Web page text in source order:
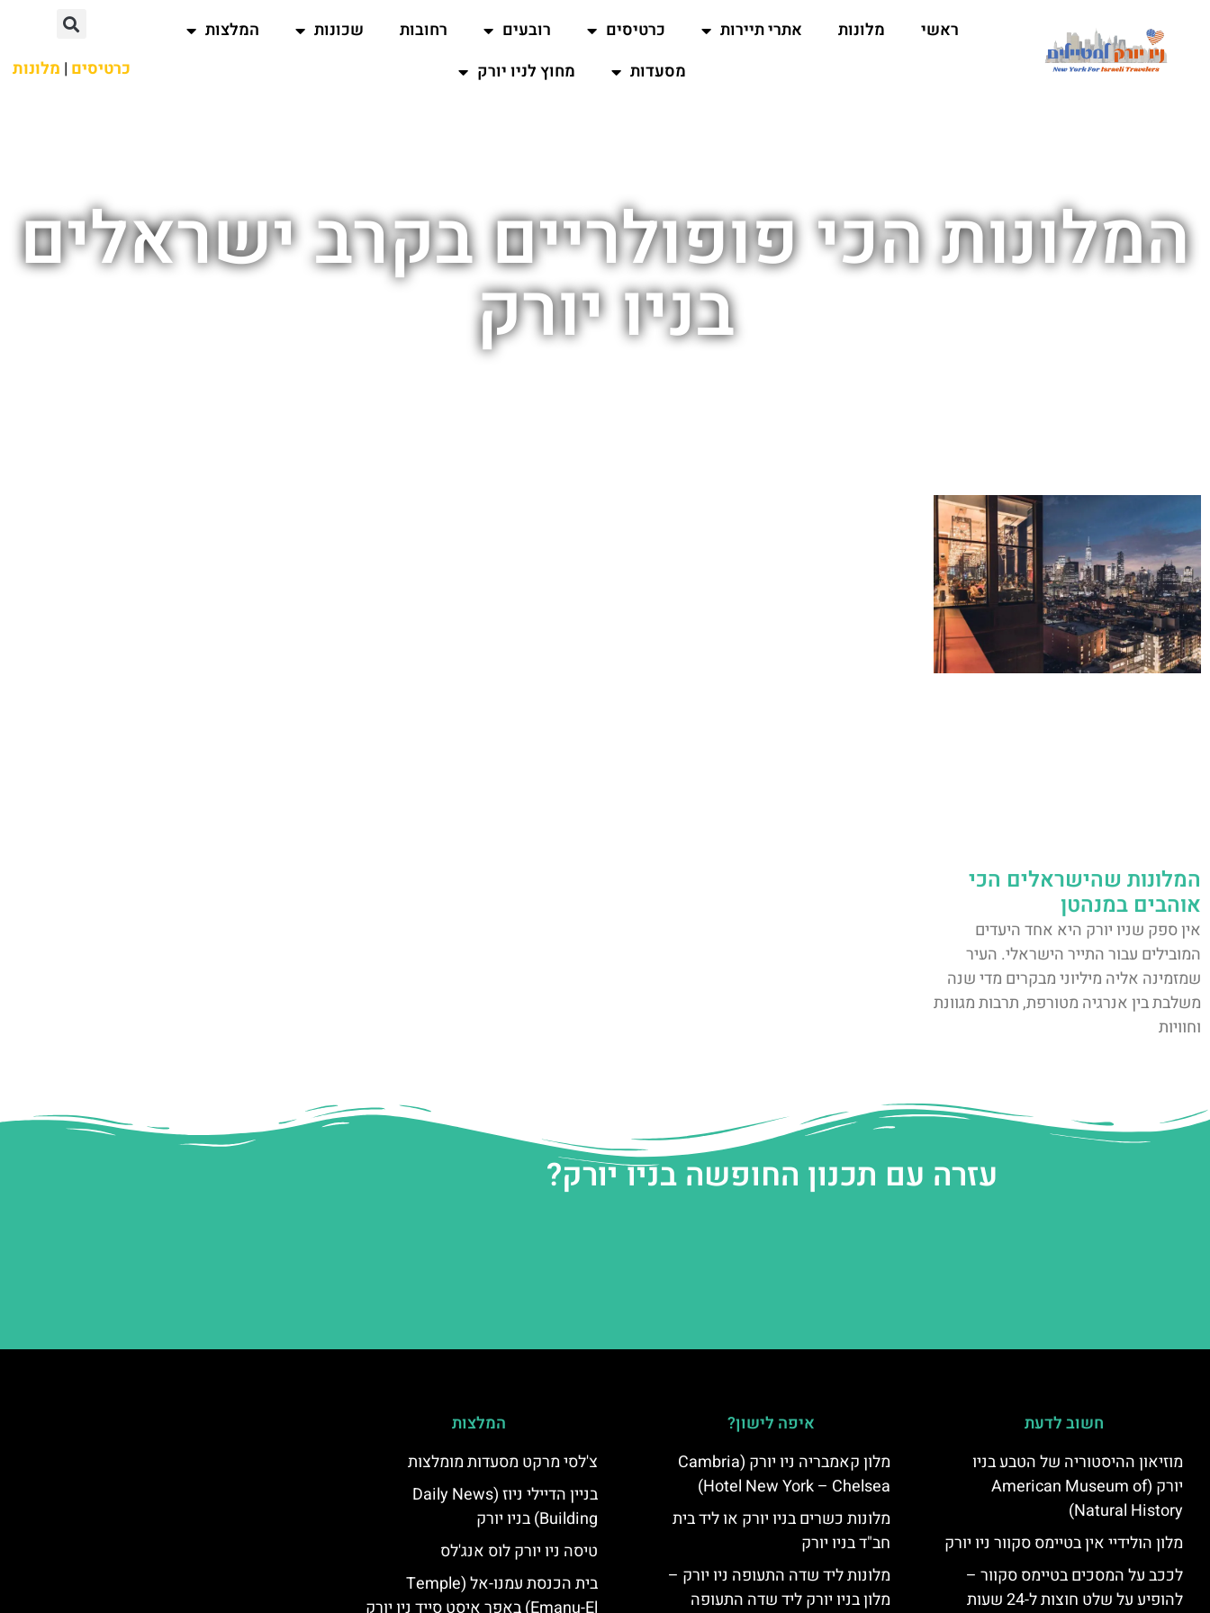
ראשי מלונות אתרי תיירות כרטיסים רובעים רחובות שכונות
המלצות
מסעדות
מחוץ לניו יורק כרטיסים | מלונות
המלונות הכי פופולריים בקרב ישראלים
בניו יורק
המלונות שהישראלים הכי
אוהבים במנהטן
אין ספק שניו יורק היא אחד היעדים
המובילים עבור התייר הישראלי. העיר
שמזמינה אליה מיליוני מבקרים מדי שנה
משלבת בין אנרגיה מטורפת, תרבות מגוונת
וחוויות
עזרה עם תכנון החופשה בניו יורק?
חשוב לדעת
מוזיאון ההיסטוריה של הטבע בניו
יורק (American Museum of
Natural History)
מלון הולידיי אין בטיימס סקוור ניו יורק
לככב על המסכים בטיימס סקוור –
להופיע על שלט חוצות ל-24 שעות
איפה לישון?
מלון קאמבריה ניו יורק (Cambria
Hotel New York – Chelsea)
מלונות כשרים בניו יורק או ליד בית
חב"ד בניו יורק
מלונות ליד שדה התעופה ניו יורק –
מלון בניו יורק ליד שדה התעופה
המלצות
צ'לסי מרקט מסעדות מומלצות
בניין הדיילי ניוז (Daily News
Building) בניו יורק
טיסה ניו יורק לוס אנג'לס
בית הכנסת עמנו-אל (Temple
Emanu-El) באפר איסט סייד ניו יורק